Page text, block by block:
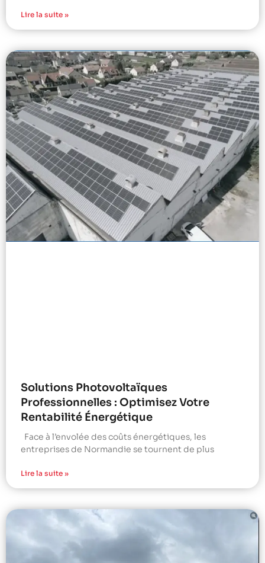
Lire la suite »
Solutions Photovoltaïques
Professionnelles : Optimisez Votre
Rentabilité Énergétique
Face à l’envolée des coûts énergétiques, les
entreprises de Normandie se tournent de plus
Lire la suite »